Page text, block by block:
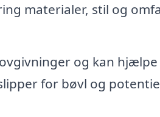
materialer, stil og
og kan
for bøvl og